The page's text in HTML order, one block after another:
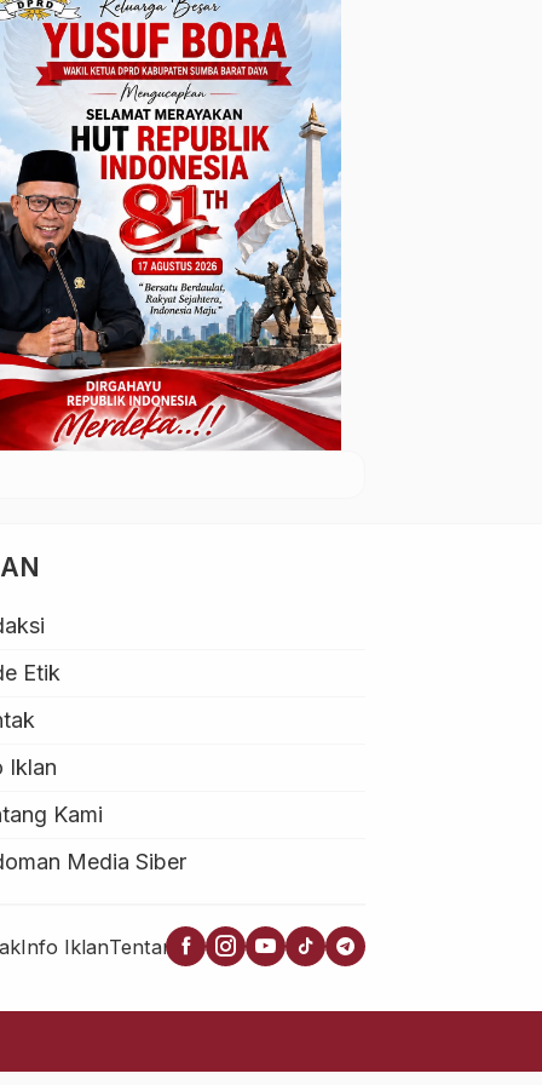
Etik
Iklan
Kami
Media Siber
Info IklanTentang Kami Pedoman Media Siber